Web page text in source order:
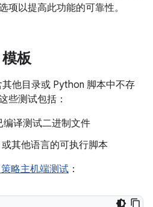
项以提高此功能的可靠性。
板
他目录或 Python 脚本中不存
些测试包括：
译测试二进制文件
其他语言的可执行脚本
略主机端测试 ：